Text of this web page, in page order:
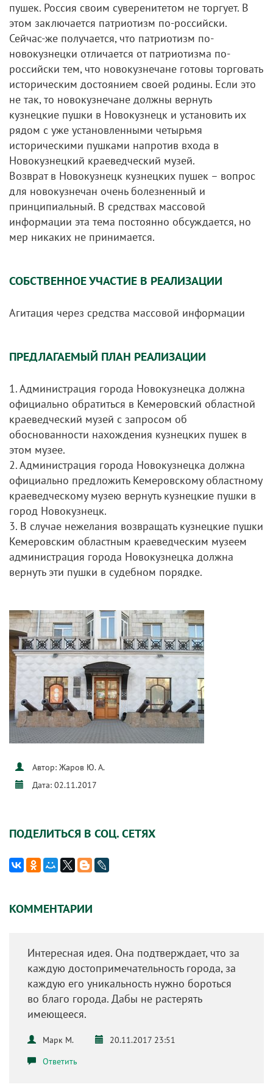
пушек. Россия своим суверенитетом не торгует. В
этом заключается патриотизм по-российски.
Сейчас-же получается, что патриотизм по-
новокузнецки отличается от патриотизма по-
российски тем, что новокузнечане готовы торговать
историческим достоянием своей родины. Если это
не так, то новокузнечане должны вернуть
кузнецкие пушки в Новокузнецк и установить их
рядом с уже установленными четырьмя
историческими пушками напротив входа в
Новокузнецкий краеведческий музей.
Возврат в Новокузнецк кузнецких пушек – вопрос
для новокузнечан очень болезненный и
принципиальный. В средствах массовой
информации эта тема постоянно обсуждается, но
мер никаких не принимается.
СОБСТВЕННОЕ УЧАСТИЕ В РЕАЛИЗАЦИИ
Агитация через средства массовой информации
ПРЕДЛАГАЕМЫЙ ПЛАН РЕАЛИЗАЦИИ
1. Администрация города Новокузнецка должна
официально обратиться в Кемеровский областной
краеведческий музей с запросом об
обоснованности нахождения кузнецких пушек в
этом музее.
2. Администрация города Новокузнецка должна
официально предложить Кемеровскому областному
краеведческому музею вернуть кузнецкие пушки в
город Новокузнецк.
3. В случае нежелания возвращать кузнецкие пушки
Кемеровским областным краеведческим музеем
администрация города Новокузнецка должна
вернуть эти пушки в судебном порядке.
Автор: Жаров Ю. А.
Дата: 02.11.2017
ПОДЕЛИТЬСЯ В СОЦ. СЕТЯХ
КОММЕНТАРИИ
Интересная идея. Она подтверждает, что за
каждую достопримечательность города, за
каждую его уникальность нужно бороться
во благо города. Дабы не растерять
имеющееся.
Марк М.
20.11.2017 23:51
Ответить